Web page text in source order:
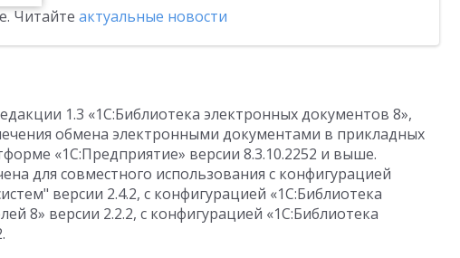
Читайте актуальные новости
1.3 «1С:Библиотека электронных документов 8»,
обмена электронными документами в прикладных
«1С:Предприятие» версии 8.3.10.2252 и выше.
для совместного использования с конфигурацией
версии 2.4.2, с конфигурацией «1С:Библиотека
8» версии 2.2.2, с конфигурацией «1С:Библиотека